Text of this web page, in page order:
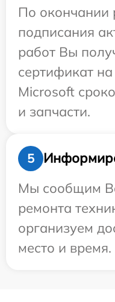
По окончании
подписания
работ Вы
сертификат
Microsoft
и запчасти.
5
Мы сообщим
ремонта
организуем
место и время.